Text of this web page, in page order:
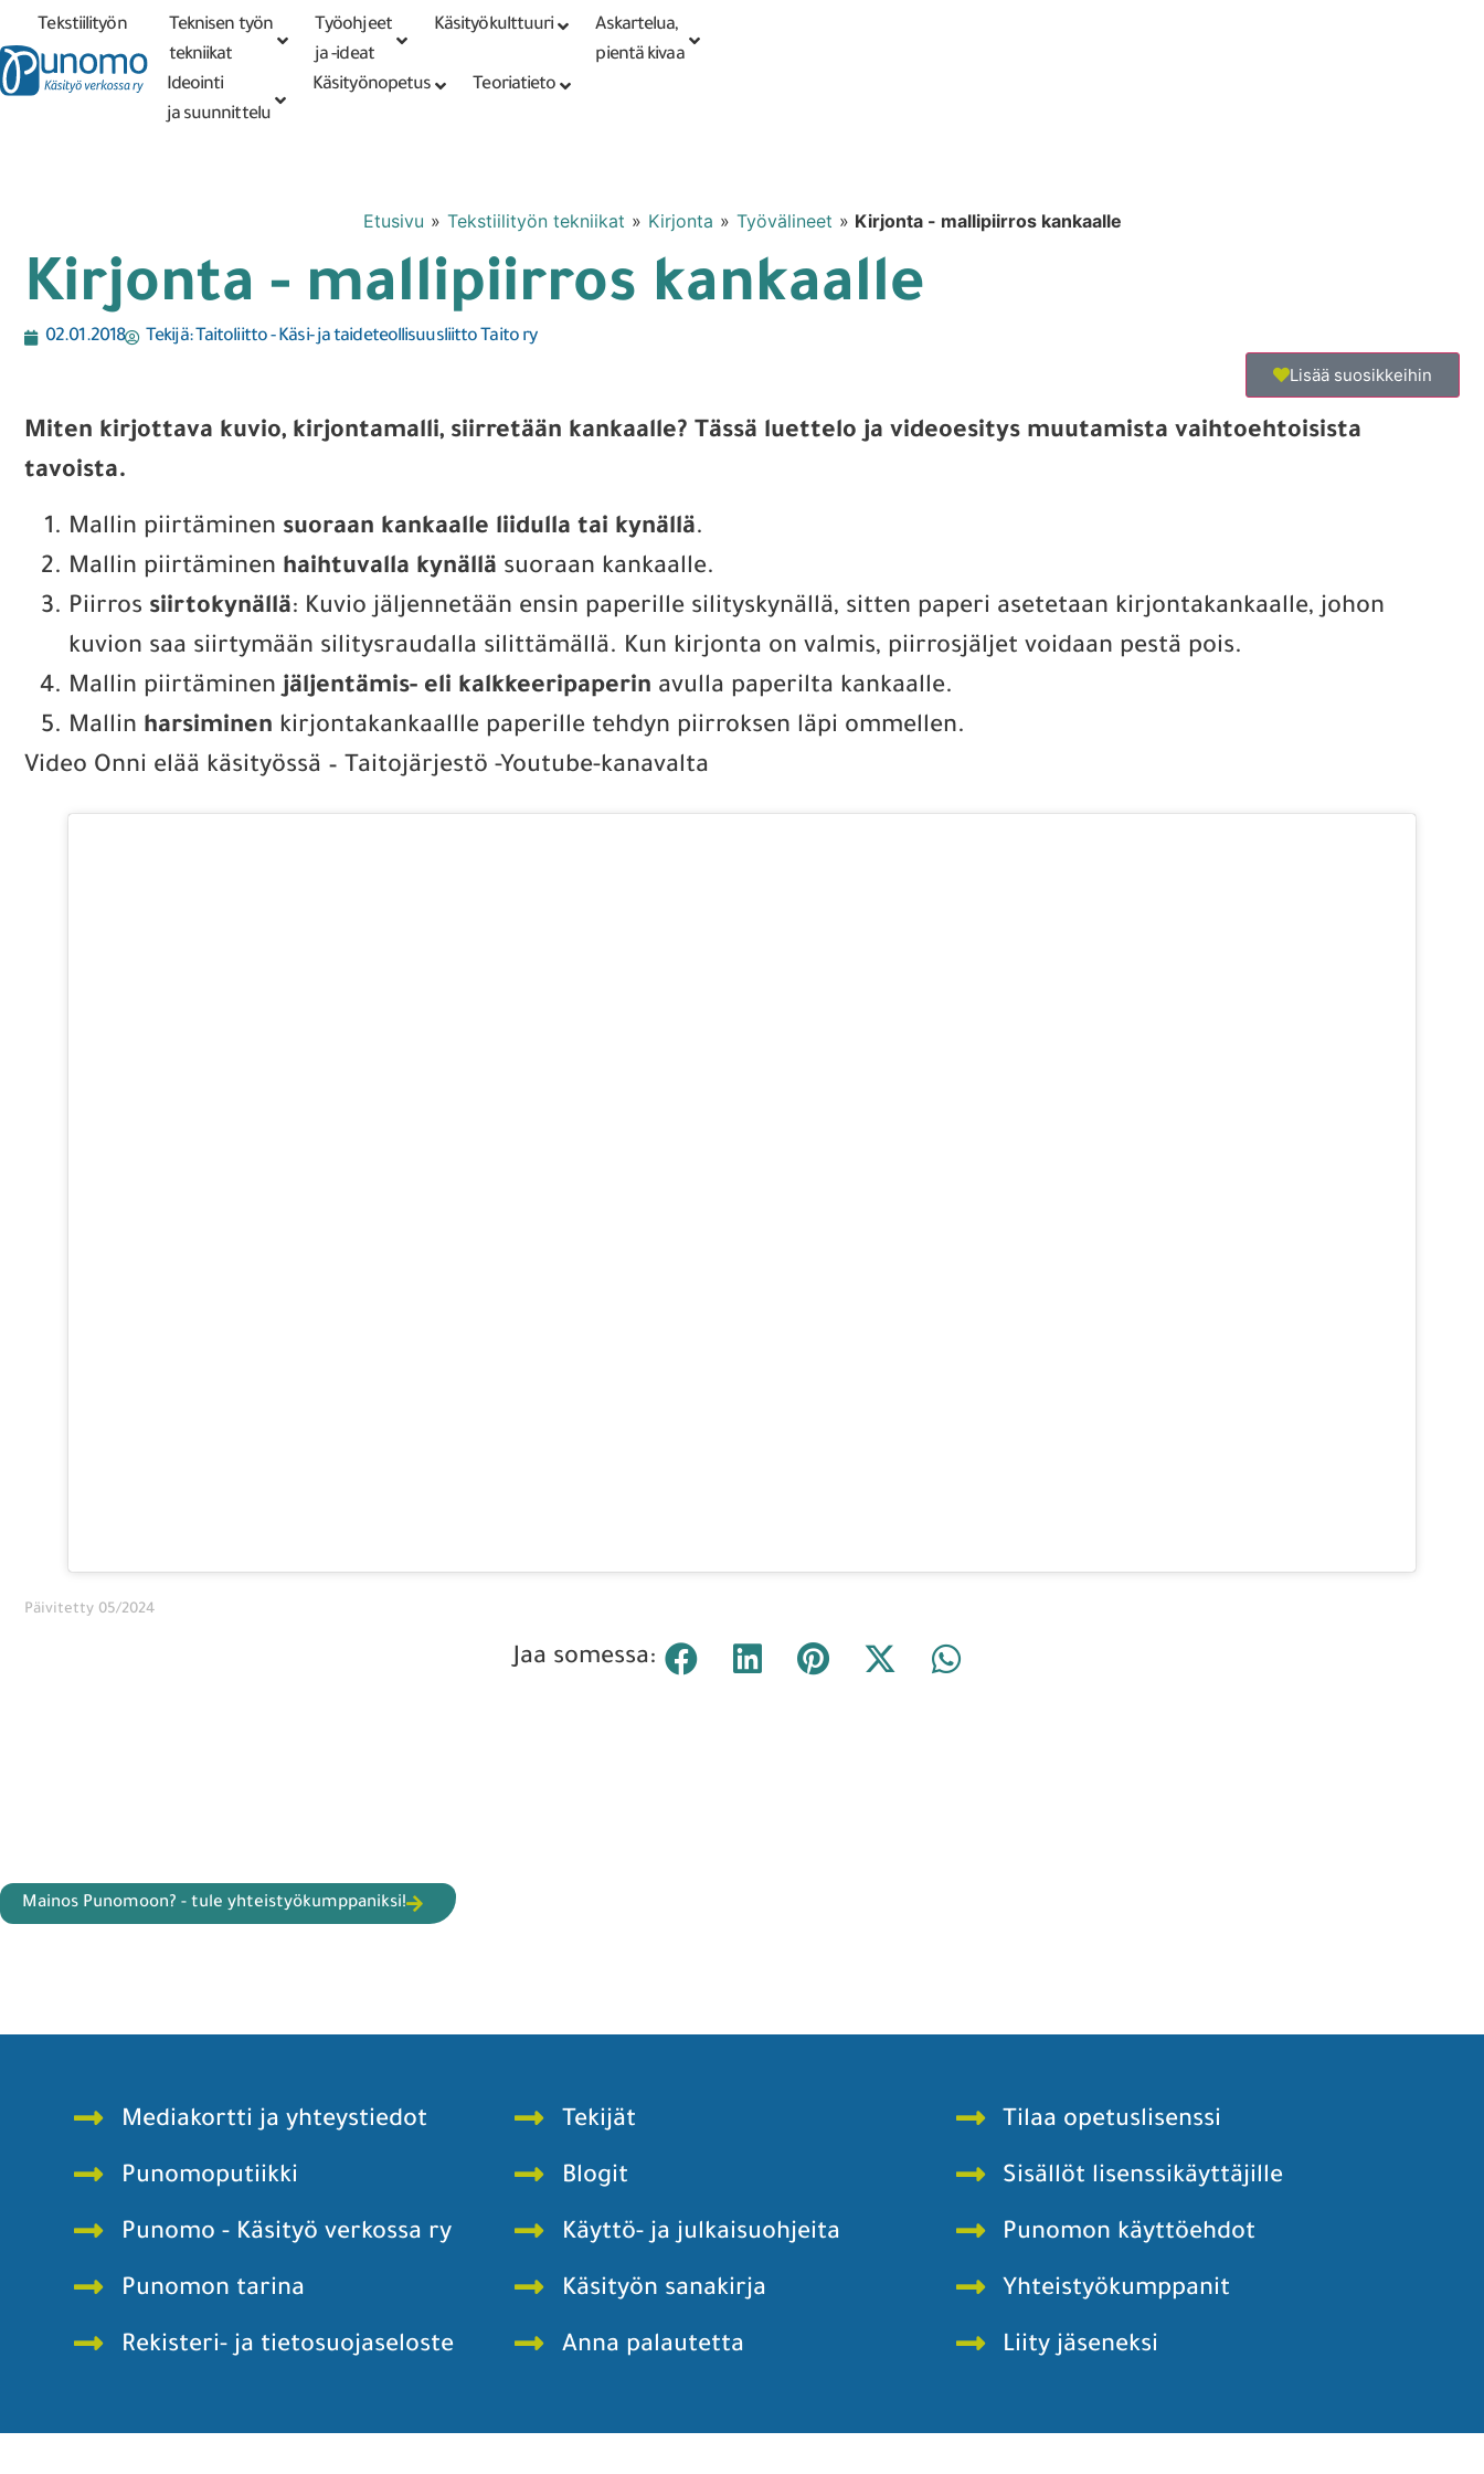
Tarkennettu PunomoputiikkiKirjaudu tai
rekisteröidy
Tekstiilityön
tekniikat
Teknisen työn
tekniikat
Työohjeet
ja -ideat
Käsityökulttuuri
Askartelua,
pientä kivaa
Ideointi
ja suunnittelu
Käsityönopetus Teoriatieto
Etusivu » Tekstiilityön tekniikat » Kirjonta » Työvälineet » Kirjonta - mallipiirros kankaalle
Kirjonta - mallipiirros kankaalle
02.01.2018 Tekijä:Taitoliitto - Käsi- ja taideteollisuusliitto Taito ry
Lisää suosikkeihin
Miten kirjottava kuvio, kirjontamalli, siirretään kankaalle? Tässä luettelo ja videoesitys muutamista vaihtoehtoisista
tavoista.
Mallin piirtäminen suoraan kankaalle liidulla tai kynällä.
Mallin piirtäminen haihtuvalla kynällä suoraan kankaalle.
Piirros siirtokynällä: Kuvio jäljennetään ensin paperille silityskynällä, sitten paperi asetetaan kirjontakankaalle, johon
kuvion saa siirtymään silitysraudalla silittämällä. Kun kirjonta on valmis, piirrosjäljet voidaan pestä pois.
Mallin piirtäminenjäljentämis- eli kalkkeeripaperin avulla paperilta kankaalle.
Mallin harsiminen kirjontakankaallle paperille tehdyn piirroksen läpi ommellen.
Video Onni elää käsityössä – Taitojärjestö -Youtube-kanavalta
Päivitetty 05/2024
Jaa somessa:
Mainos Punomoon? - tule yhteistyökumppaniksi!
Mediakortti ja yhteystiedot
Punomoputiikki
Punomo - Käsityö verkossa ry
Punomon tarina
Rekisteri- ja tietosuojaseloste
Tekijät
Blogit
Käyttö- ja julkaisuohjeita
Käsityön sanakirja
Anna palautetta
Tilaa opetuslisenssi
Sisällöt lisenssikäyttäjille
Punomon käyttöehdot
Yhteistyökumppanit
Liity jäseneksi